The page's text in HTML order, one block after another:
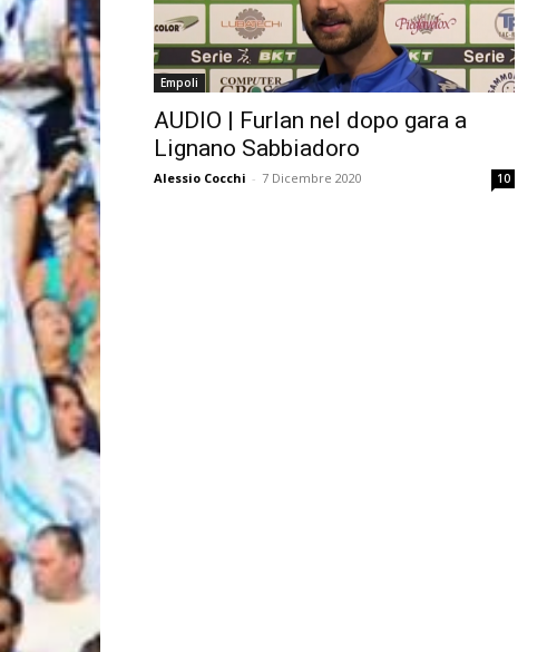
Empoli
AUDIO | Furlan nel dopo gara a
Lignano Sabbiadoro
Alessio Cocchi - 7 Dicembre 2020 10